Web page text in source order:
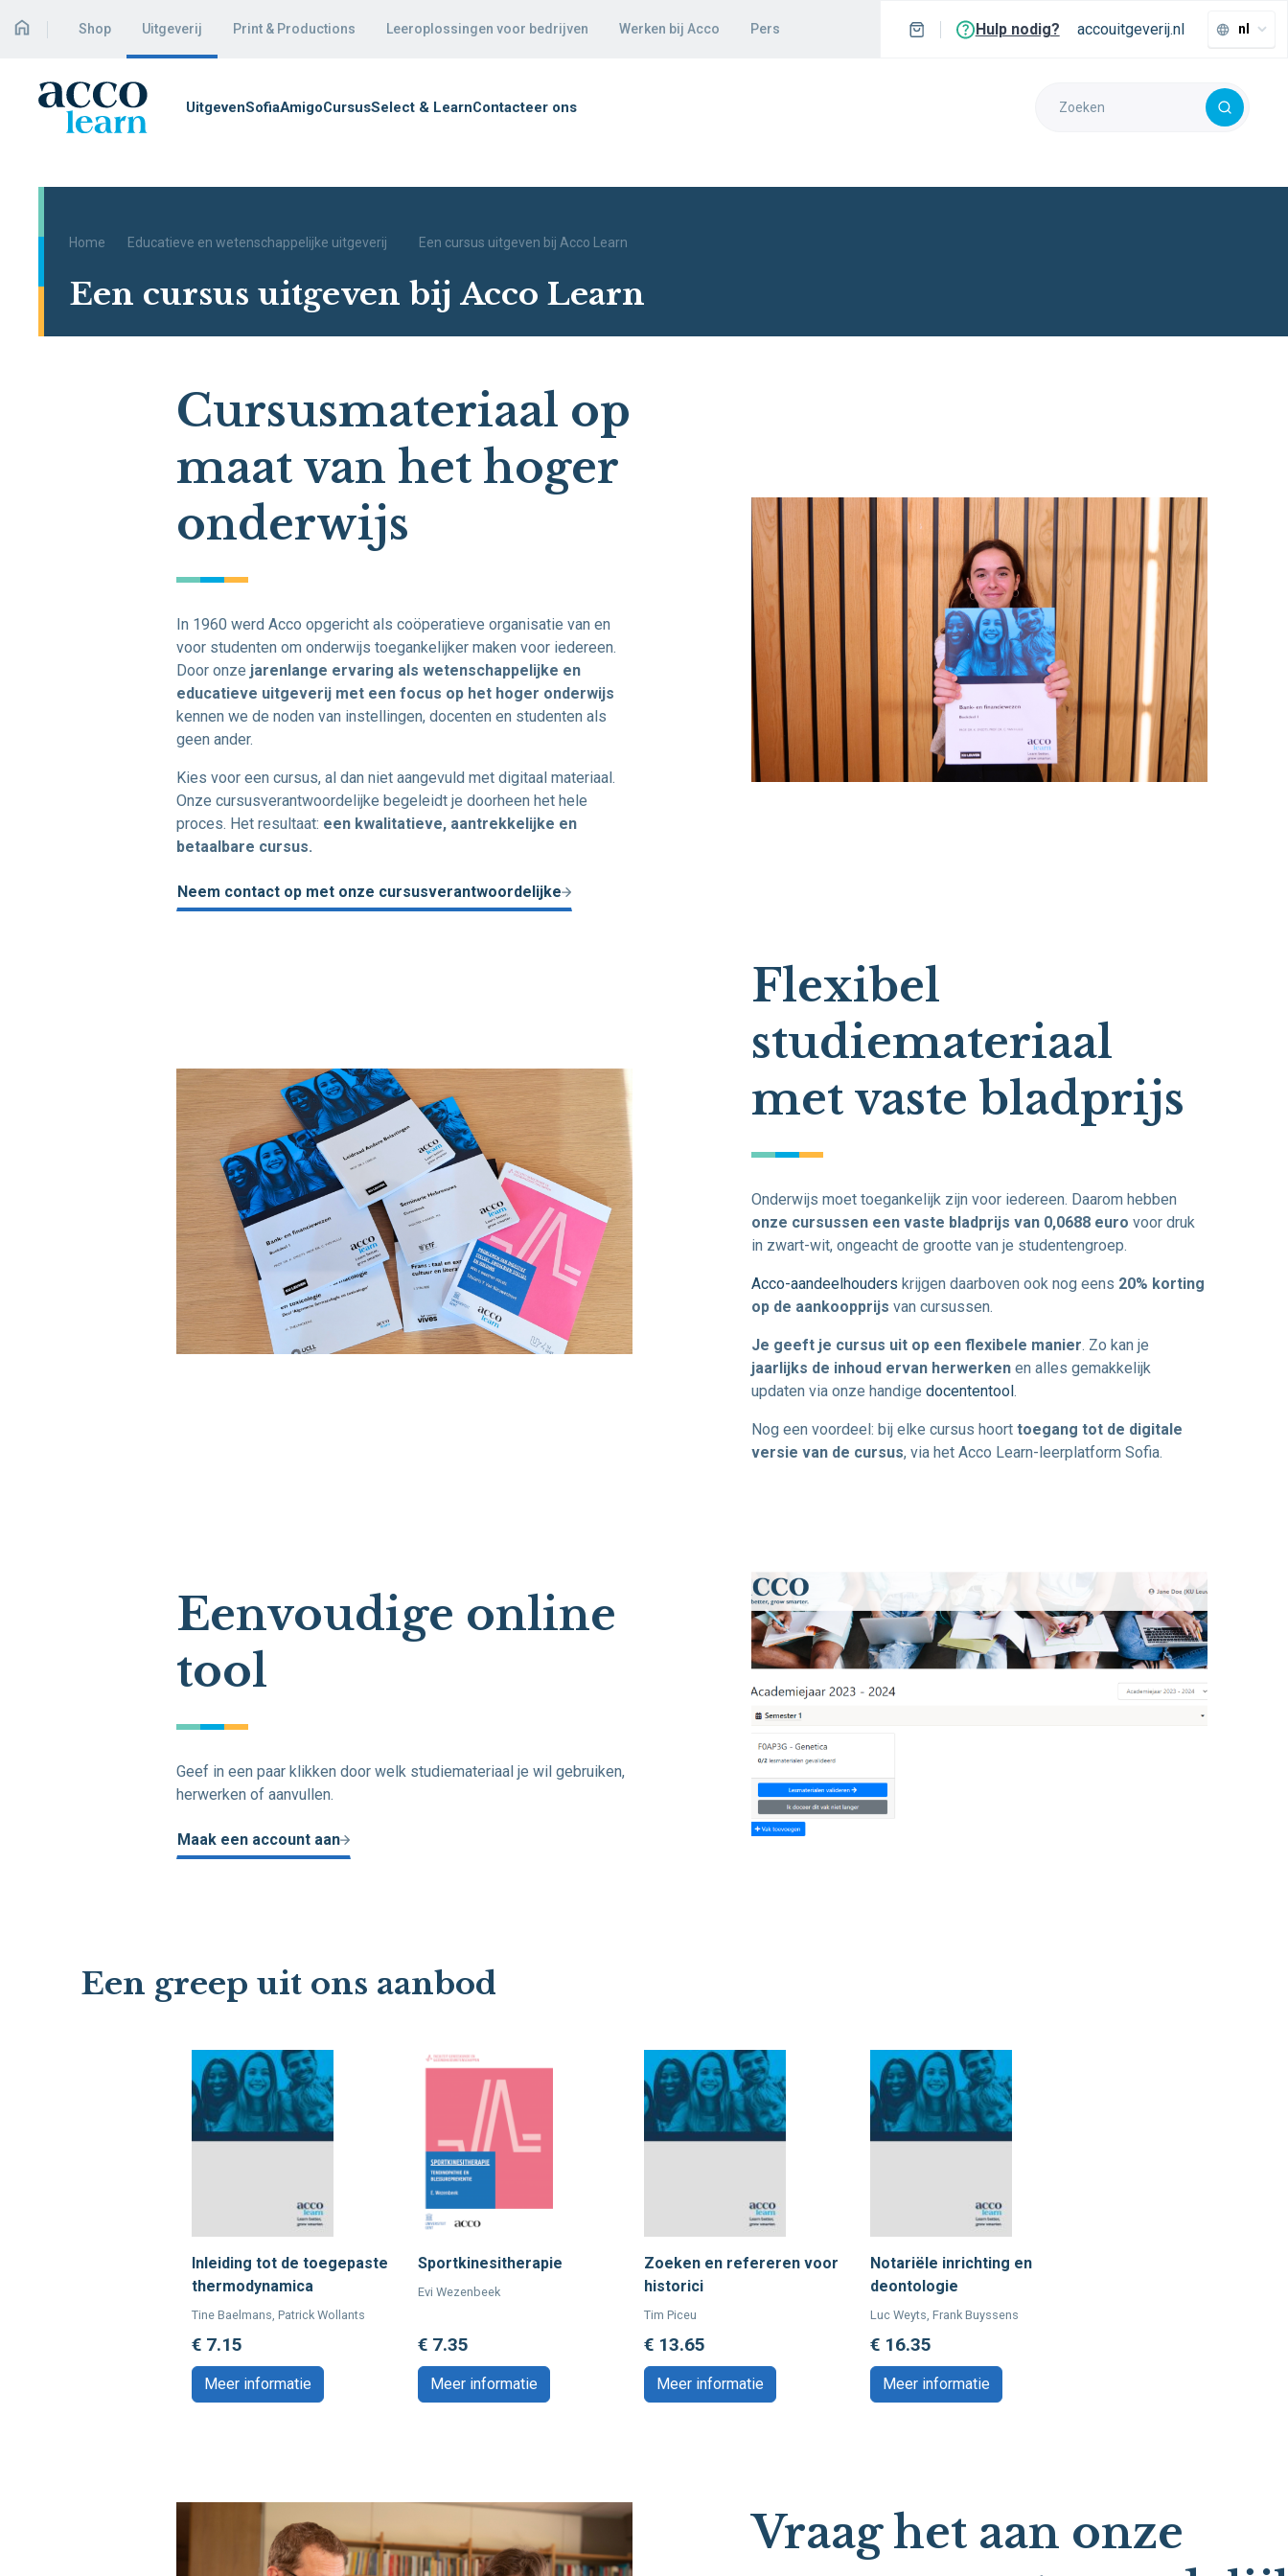
Shop Uitgeverij Print & Productions Leeroplossingen voor bedrijven Werken bij Acco Pers Hulp nodig? accouitgeverij.nl nl
UitgevenSofiaAmigoCursusSelect & LearnContacteer ons
Home Educatieve en wetenschappelijke uitgeverij Een cursus uitgeven bij Acco Learn
Een cursus uitgeven bij Acco Learn
Cursusmateriaal op
maat van het hoger
onderwijs
In 1960 werd Acco opgericht als coöperatieve organisatie van en
voor studenten om onderwijs toegankelijker maken voor iedereen.
Door onze jarenlange ervaring als wetenschappelijke en
educatieve uitgeverij met een focus op het hoger onderwijs
kennen we de noden van instellingen, docenten en studenten als
geen ander.
Kies voor een cursus, al dan niet aangevuld met digitaal materiaal.
Onze cursusverantwoordelijke begeleidt je doorheen het hele
proces. Het resultaat: een kwalitatieve, aantrekkelijke en
betaalbare cursus.
Neem contact op met onze cursusverantwoordelijke
Flexibel
studiemateriaal
met vaste bladprijs
Onderwijs moet toegankelijk zijn voor iedereen. Daarom hebben
onze cursussen een vaste bladprijs van 0,0688 euro voor druk
in zwart-wit, ongeacht de grootte van je studentengroep.
Acco-aandeelhouders krijgen daarboven ook nog eens 20% korting
op de aankoopprijs van cursussen.
Je geeft je cursus uit op een flexibele manier. Zo kan je
jaarlijks de inhoud ervan herwerken en alles gemakkelijk
updaten via onze handige docententool .
Nog een voordeel: bij elke cursus hoort toegang tot de digitale
versie van de cursus, via het Acco Learn-leerplatform Sofia.
Eenvoudige online
tool
Geef in een paar klikken door welk studiemateriaal je wil gebruiken,
herwerken of aanvullen.
Maak een account aan
Een greep uit ons aanbod
Inleiding tot de toegepaste
thermodynamica
Tine Baelmans, Patrick Wollants
€ 7.15
Meer informatie
Sportkinesitherapie
Evi Wezenbeek
€ 7.35
Meer informatie
Zoeken en refereren voor
historici
Tim Piceu
€ 13.65
Meer informatie
Notariële inrichting en
deontologie
Luc Weyts, Frank Buyssens
€ 16.35
Meer informatie
Vraag het aan onze